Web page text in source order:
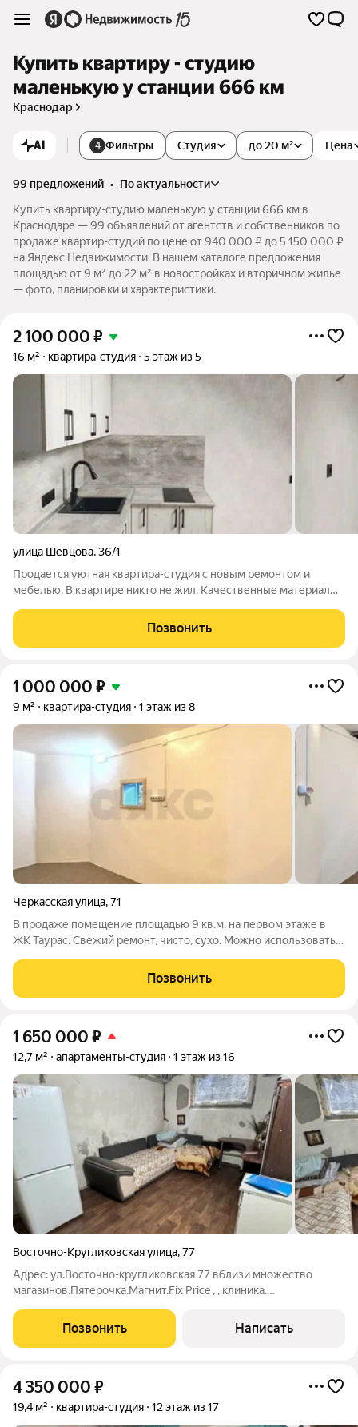
Купить квартиру - студию
маленькую у станции 666 км
Краснодар
AI 4 Фильтры Студия Цена
до 20 м²
99 предложений •
по актуальности
Купить квартиру-студию маленькую у станции 666 км в
Краснодаре — 99 объявлений от агентств и собственников по
продаже квартир-студий по цене от 940 000 ₽ до 5 150 000 ₽
на Яндекс Недвижимости. В нашем каталоге предложения
площадью от 9 м² до 22 м² в новостройках и вторичном жилье
— фото, планировки и характеристики.
2 100 000 ₽
16 м² квартира-студия 5 этаж из 5
улица Шевцова,36/1
Продается уютная квартира-студия с новым ремонтом и
мебелью. В квартире никто не жил. Качественные материалы
пространства. Надежная сантехника и современная бытовая
техника. Качественная звукоизоляция.
Позвонить
1 000 000 ₽
9 м² квартира-студия 1 этаж из 8
Черкасская улица,71
В продаже помещение площадью 9 кв.м. на первом этаже в
ЖК Таурас. Свежий ремонт, чисто, сухо. Можно использовать
кабинет, или в других целях. В помещении очень светло, окно
пластик, стоит решетка.
Позвонить
1 650 000 ₽
12,7 м² апартаменты-студия 1 этаж из 16
Восточно-Кругликовская улица,77
Адрес: ул.Восточно-кругликовская 77 вблизи множество
магазинов.Пятерочка.Магнит.Fix Price , , клиника.
м2(официально)+пред домовая территория 50 кв Планировка:
функциональная идеальна для пары или сдачи в аренду
Позвонить Написать
4 350 000 ₽
19,4 м² квартира-студия 12 этаж из 17